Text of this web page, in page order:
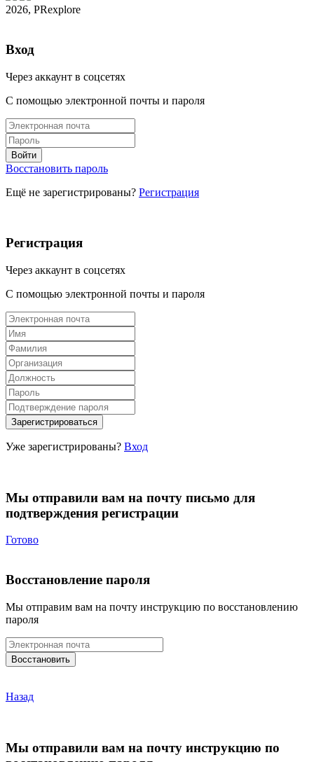
2026, PRexplore
Вход
Через аккаунт в соцсетях
С помощью электронной почты и пароля
Восстановить пароль
Ещё не зарегистрированы? Регистрация
Регистрация
Через аккаунт в соцсетях
С помощью электронной почты и пароля
Уже зарегистрированы? Вход
Мы отправили вам на почту письмо для
подтверждения регистрации
Готово
Восстановление пароля
Мы отправим вам на почту инструкцию по восстановлению
пароля
Назад
Мы отправили вам на почту инструкцию по